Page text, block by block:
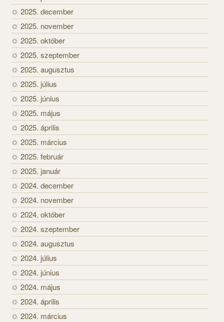
2025. december
2025. november
2025. október
2025. szeptember
2025. augusztus
2025. július
2025. június
2025. május
2025. április
2025. március
2025. február
2025. január
2024. december
2024. november
2024. október
2024. szeptember
2024. augusztus
2024. július
2024. június
2024. május
2024. április
2024. március